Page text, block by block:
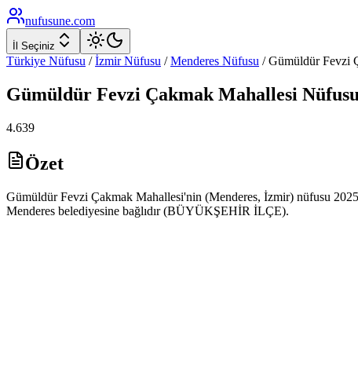
nufusune.com
İl Seçiniz
Türkiye Nüfusu / İzmirNüfusu / Menderes Nüfusu /Gümüldür Fevzi
Gümüldür Fevzi Çakmak Mahallesi
4.639
Özet
Gümüldür Fevzi Çakmak Mahallesi'nin (Menderes, İzmir) nüfusu
Menderes belediyesine bağlıdır (BÜYÜKŞEHİR İLÇE).